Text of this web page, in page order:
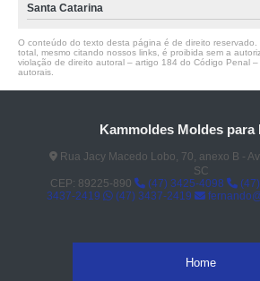
Santa Catarina
O conteúdo do texto desta página é de direito
total, mesmo citando nossos links, é proibida sem a
violação de direito autoral – artigo 184 do Código Penal –
autorais
Kammoldes Moldes para
Rua Jacy Macedo Lobo, 70, anexo B -
SC
CEP: 89225-890
(47) 3425-4098
3437-2419
(47) 3437-2419
Home